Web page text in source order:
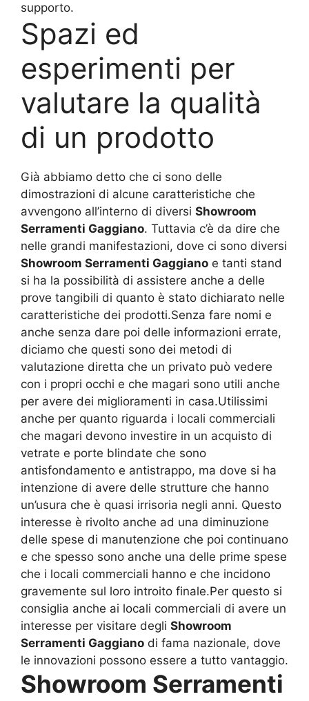
supporto.
Spazi ed
esperimenti per
valutare la qualità
di un prodotto
Già abbiamo detto che ci sono delle
dimostrazioni di alcune caratteristiche che
avvengono all’interno di diversi Showroom
Serramenti Gaggiano. Tuttavia c’è da dire che
nelle grandi manifestazioni, dove ci sono diversi
Showroom Serramenti Gaggiano e tanti stand
si ha la possibilità di assistere anche a delle
prove tangibili di quanto è stato dichiarato nelle
caratteristiche dei prodotti.Senza fare nomi e
anche senza dare poi delle informazioni errate,
diciamo che questi sono dei metodi di
valutazione diretta che un privato può vedere
con i propri occhi e che magari sono utili anche
per avere dei miglioramenti in casa.Utilissimi
anche per quanto riguarda i locali commerciali
che magari devono investire in un acquisto di
vetrate e porte blindate che sono
antisfondamento e antistrappo, ma dove si ha
intenzione di avere delle strutture che hanno
un’usura che è quasi irrisoria negli anni. Questo
interesse è rivolto anche ad una diminuzione
delle spese di manutenzione che poi continuano
e che spesso sono anche una delle prime spese
che i locali commerciali hanno e che incidono
gravemente sul loro introito finale.Per questo si
consiglia anche ai locali commerciali di avere un
interesse per visitare degli Showroom
Serramenti Gaggiano di fama nazionale, dove
le innovazioni possono essere a tutto vantaggio.
Showroom Serramenti